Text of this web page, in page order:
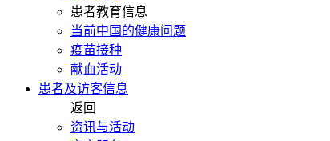
患者教育信息
当前中国的健康问题
疫苗接种
献血活动
患者及访客信息
返回
资讯与活动